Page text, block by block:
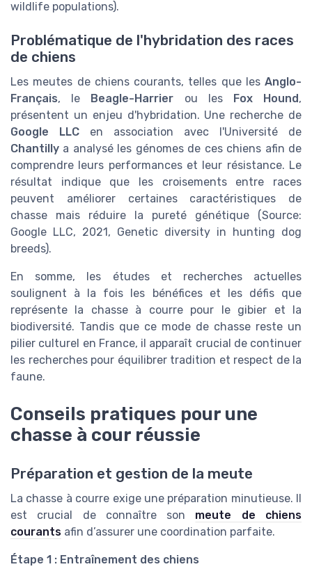
wildlife populations).
Problématique de l'hybridation des races
de chiens
Les meutes de chiens courants, telles que les Anglo-
Français, le Beagle-Harrier ou les Fox Hound,
présentent un enjeu d'hybridation. Une recherche de
Google LLC en association avec l'Université de
Chantilly a analysé les génomes de ces chiens afin de
comprendre leurs performances et leur résistance. Le
résultat indique que les croisements entre races
peuvent améliorer certaines caractéristiques de
chasse mais réduire la pureté génétique (Source:
Google LLC, 2021, Genetic diversity in hunting dog
breeds).
En somme, les études et recherches actuelles
soulignent à la fois les bénéfices et les défis que
représente la chasse à courre pour le gibier et la
biodiversité. Tandis que ce mode de chasse reste un
pilier culturel en France, il apparaît crucial de continuer
les recherches pour équilibrer tradition et respect de la
faune.
Conseils pratiques pour une
chasse à cour réussie
Préparation et gestion de la meute
La chasse à courre exige une préparation minutieuse. Il
est crucial de connaître son meute de chiens
courants afin d’assurer une coordination parfaite.
Étape 1 : Entraînement des chiens